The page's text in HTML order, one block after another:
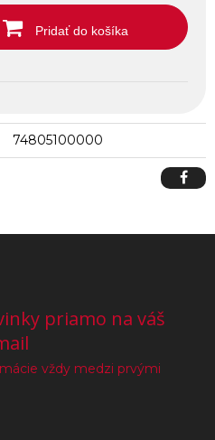
Pridať do košíka
74805100000
priamo na váš
vždy medzi prvými